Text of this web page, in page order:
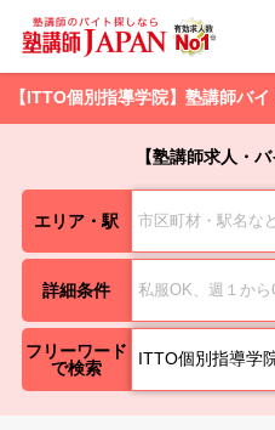
【ITTO個別指導学院】塾講師バ
【塾講師求人・
エリア・駅 市区町材・駅名な
詳細条件 私服OK、週１か
フリーワード
で検索